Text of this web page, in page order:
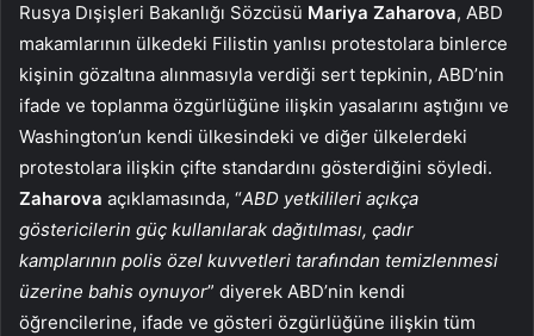
Rusya Dışişleri Bakanlığı Sözcüsü Mariya Zaharova, ABD
makamlarının ülkedeki Filistin yanlısı protestolara binlerce
kişinin gözaltına alınmasıyla verdiği sert tepkinin, ABD’nin
ifade ve toplanma özgürlüğüne ilişkin yasalarını aştığını ve
Washington’un kendi ülkesindeki ve diğer ülkelerdeki
protestolara ilişkin çifte standardını gösterdiğini söyledi.
Zaharova açıklamasında, “ABD yetkilileri açıkça
göstericilerin güç kullanılarak dağıtılması, çadır
kamplarının polis özel kuvvetleri tarafından temizlenmesi
üzerine bahis oynuyor” diyerek ABD’nin kendi
öğrencilerine, ifade ve gösteri özgürlüğüne ilişkin tüm